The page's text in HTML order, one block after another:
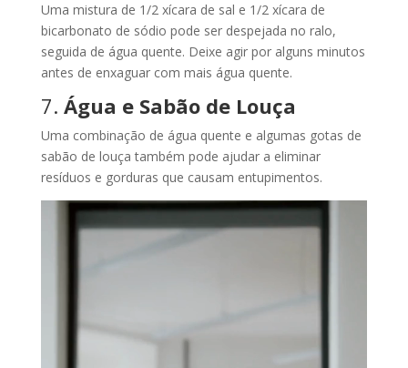
Uma mistura de 1/2 xícara de sal e 1/2 xícara de
bicarbonato de sódio pode ser despejada no ralo,
seguida de água quente. Deixe agir por alguns minutos
antes de enxaguar com mais água quente.
7. Água e Sabão de Louça
Uma combinação de água quente e algumas gotas de
sabão de louça também pode ajudar a eliminar
resíduos e gorduras que causam entupimentos.
Tocador